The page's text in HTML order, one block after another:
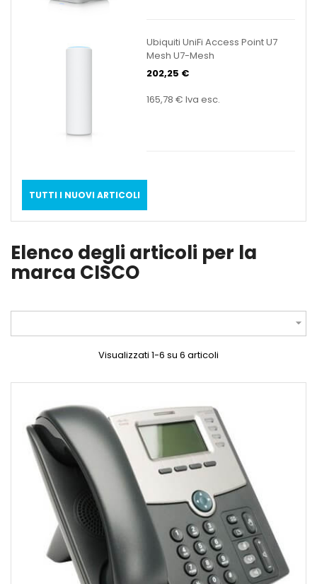
Ubiquiti UniFi Access Point U7
Mesh U7-Mesh
202,25 €
165,78 € Iva esc.
TUTTI I NUOVI ARTICOLI
Elenco degli articoli per la
marca CISCO

Visualizzati 1-6 su 6 articoli